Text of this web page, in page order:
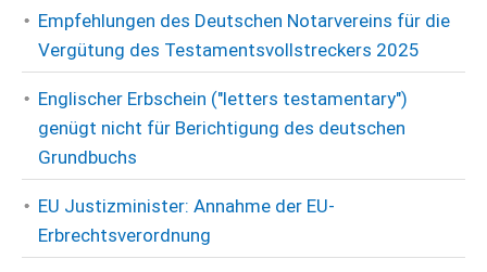
Empfehlungen des Deutschen Notarvereins für die
Vergütung des Testamentsvollstreckers 2025
Englischer Erbschein ("letters testamentary")
genügt nicht für Berichtigung des deutschen
Grundbuchs
EU Justizminister: Annahme der EU-
Erbrechtsverordnung